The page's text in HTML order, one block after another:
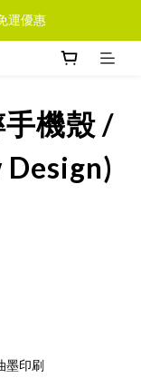
運優惠
機殼 /
墨印刷